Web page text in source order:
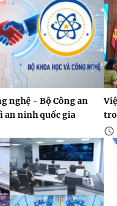
nghệ - Bộ Công an
an ninh quốc gia